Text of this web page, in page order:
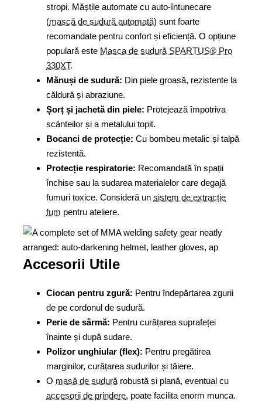
stropi. Măștile automate cu auto-întunecare
(mască de sudură automată) sunt foarte
recomandate pentru confort și eficiență. O opțiune
populară este Masca de sudură SPARTUS® Pro
330XT.
Mănuși de sudură: Din piele groasă, rezistente la
căldură și abraziune.
Șorț și jachetă din piele: Protejează împotriva
scânteilor și a metalului topit.
Bocanci de protecție: Cu bombeu metalic și talpă
rezistentă.
Protecție respiratorie: Recomandată în spații
închise sau la sudarea materialelor care degajă
fumuri toxice. Consideră un sistem de extracție
fum pentru ateliere.
Accesorii Utile
Ciocan pentru zgură: Pentru îndepărtarea zgurii
de pe cordonul de sudură.
Perie de sârmă: Pentru curățarea suprafeței
înainte și după sudare.
Polizor unghiular (flex): Pentru pregătirea
marginilor, curățarea sudurilor și tăiere.
O masă de sudură robustă și plană, eventual cu
accesorii de prindere, poate facilita enorm munca.